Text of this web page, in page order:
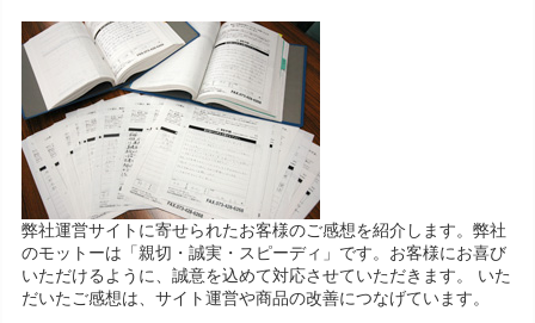
弊社運営サイトに寄せられたお客様のご感想を紹介します。弊社
のモットーは「親切・誠実・スピーディ」です。お客様にお喜び
いただけるように、誠意を込めて対応させていただきます。 いた
だいたご感想は、サイト運営や商品の改善につなげています。